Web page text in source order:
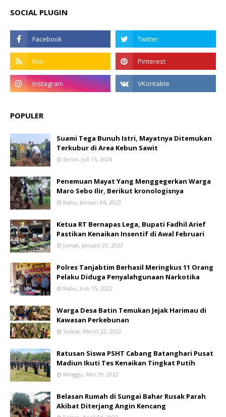
SOCIAL PLUGIN
POPULER
Suami Tega Bunuh Istri, Mayatnya Ditemukan
Terkubur di Area Kebun Sawit
Senin, Juli 15, 2024
Penemuan Mayat Yang Menggegerkan Warga
Maro Sebo Ilir, Berikut kronologisnya
Rabu, Januari 04, 2023
Ketua RT Bernapas Lega, Bupati Fadhil Arief
Pastikan Kenaikan Insentif di Awal Februari
Jumat, Januari 20, 2023
Polres Tanjabtim Berhasil Meringkus 11 Orang
Pelaku Diduga Penyalahgunaan Narkotika
Rabu, Juni 15, 2022
Warga Desa Batin Temukan Jejak Harimau di
Kawasan Perkebunan
Selasa, Maret 22, 2022
Ratusan Siswa PSHT Cabang Batanghari Pusat
Madiun Ikuti Tes Kenaikan Tingkat Putih
Minggu, Mei 29, 2022
Belasan Rumah di Sungai Bahar Rusak Parah
Akibat Diterjang Angin Kencang